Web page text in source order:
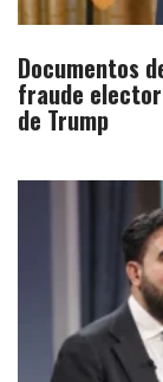
Documentos
fraude
de Trump